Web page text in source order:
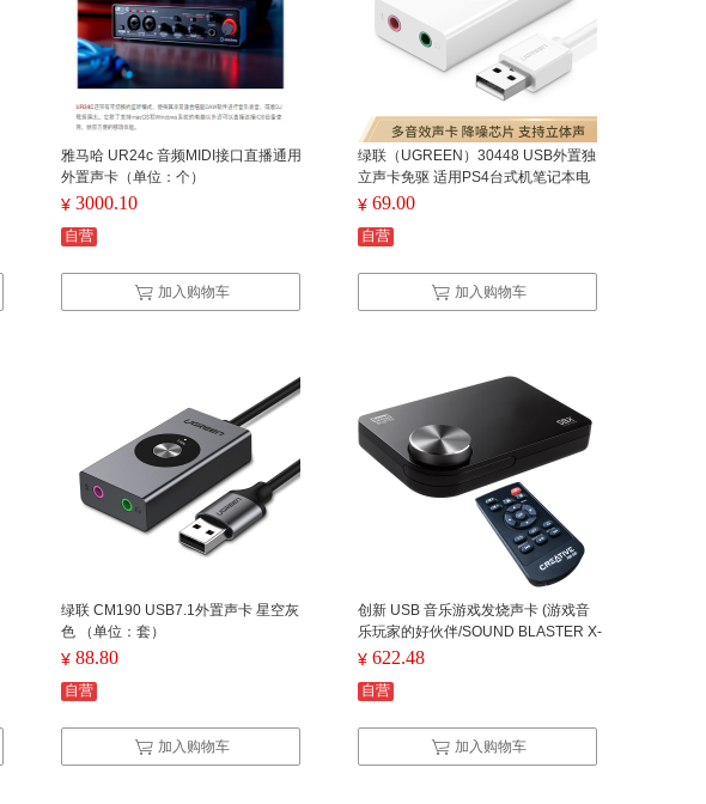
雅马哈 UR24c 音频MIDI接口直播通用
外置声卡（单位：个）
¥ 3000.10
自营
加入购物车
绿联（UGREEN）30448 USB外置独
立声卡免驱 适用PS4台式机笔记本电
脑连接3.5mm耳机麦克风音频接口转
¥ 69.00
自营
加入购物车
绿联 CM190 USB7.1外置声卡 星空灰
色 （单位：套）
¥ 88.80
自营
加入购物车
创新 USB 音乐游戏发烧声卡 (游戏音
乐玩家的好伙伴/SOUND BLASTER X-
FI SURROUND 5.1 PRO ）
¥ 622.48
自营
加入购物车